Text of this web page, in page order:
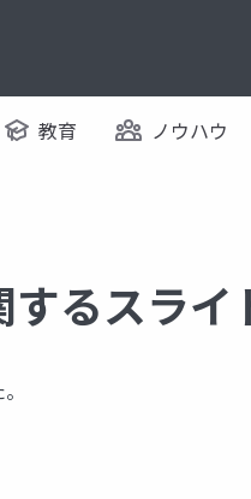
教育 ノウハウ
るスライ